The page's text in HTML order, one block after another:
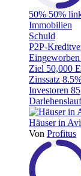
50% 50%
Immobilien
Schuld
P2P-
Eingeworben
Ziel 50,000
Zinssatz
Investoren 85
Häuser in
Von Profitus